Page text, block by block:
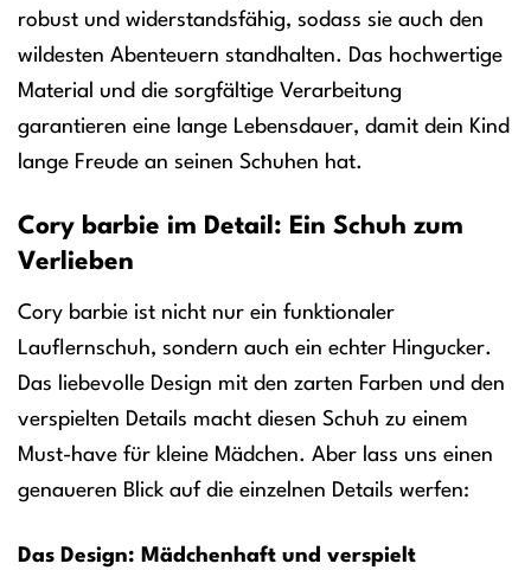
robust und widerstandsfähig, sodass sie auch den
wildesten Abenteuern standhalten. Das hochwertige
Material und die sorgfältige Verarbeitung
garantieren eine lange Lebensdauer, damit dein Kind
lange Freude an seinen Schuhen hat.
Cory barbie im Detail: Ein Schuh zum
Verlieben
Cory barbie ist nicht nur ein funktionaler
Lauflernschuh, sondern auch ein echter Hingucker.
Das liebevolle Design mit den zarten Farben und den
verspielten Details macht diesen Schuh zu einem
Must-have für kleine Mädchen. Aber lass uns einen
genaueren Blick auf die einzelnen Details werfen:
Das Design: Mädchenhaft und verspielt